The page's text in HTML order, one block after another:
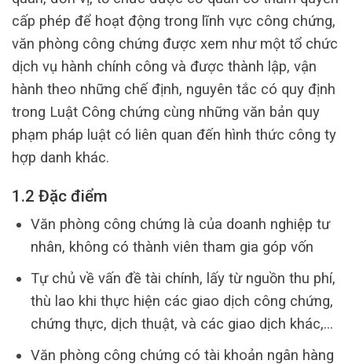
cấp phép để hoạt động trong lĩnh vực công chứng,
văn phòng công chứng được xem như một tổ chức
dịch vụ hành chính công và được thành lập, vận
hành theo những chế định, nguyên tắc có quy định
trong Luật Công chứng cùng những văn bản quy
phạm pháp luật có liên quan đến hình thức công ty
hợp danh khác.
1.2 Đặc điểm
Văn phòng công chứng là của doanh nghiệp tư
nhân, không có thành viên tham gia góp vốn
Tự chủ về vấn đề tài chính, lấy từ nguồn thu phí,
thù lao khi thực hiện các giao dịch công chứng,
chứng thực, dịch thuật, và các giao dịch khác,…
Văn phòng công chứng có tài khoản ngân hàng